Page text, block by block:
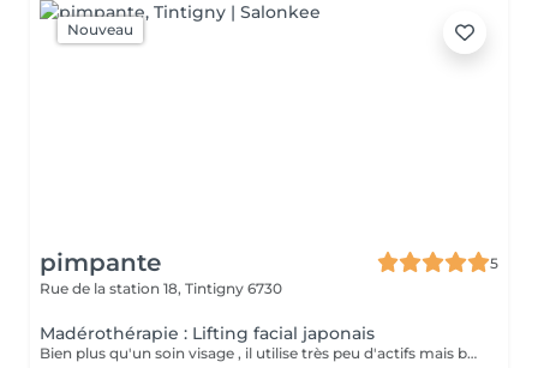
Nouveau
pimpante
5
Rue de la station 18, Tintigny 6730
Madérothérapie : Lifting facial japonais
Bien plus qu'un soin visage , il utilise très peu d'actifs mais beaucoup de massage et de détente. Le massage grâce aux outils en bois de hêtre naturel et manuel permettent de remodeler le visage en un clin d'oeil : coup d'éclat et tenseur lifting immédiat